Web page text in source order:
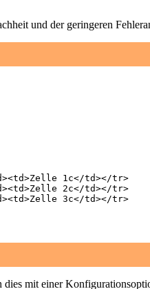
und der geringeren
1c</td></tr>
2c</td></tr>
3c</td></tr>
dies mit einer